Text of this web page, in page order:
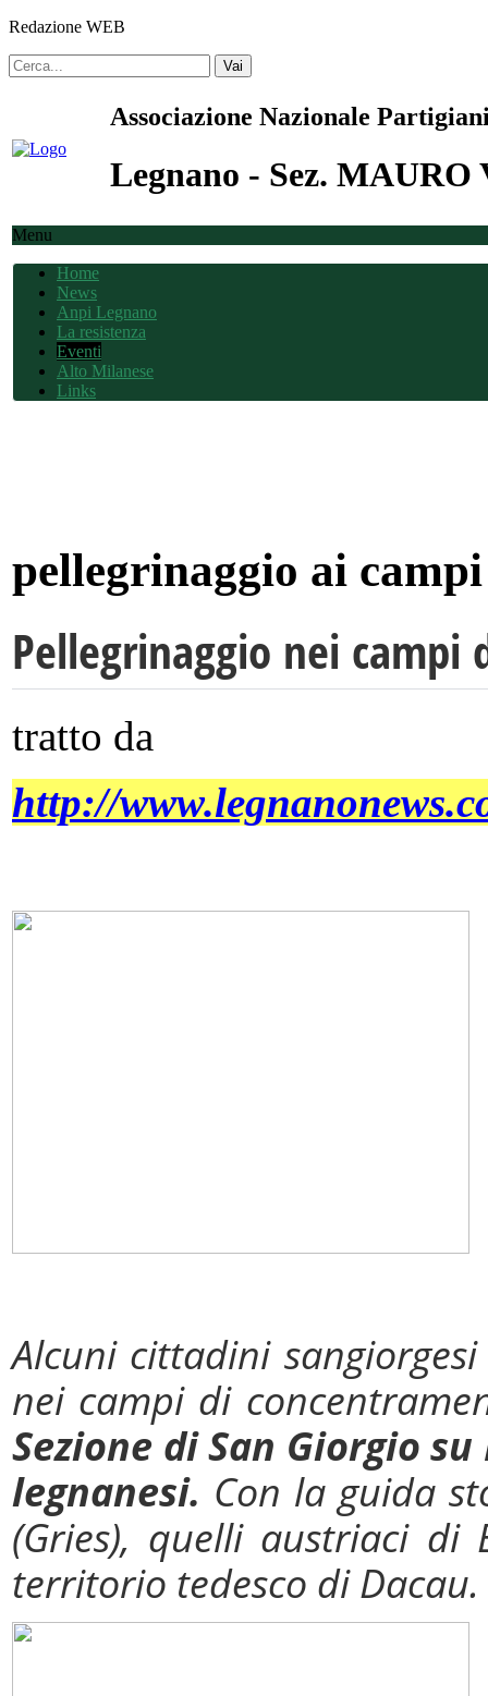
Redazione WEB
Vai
Associazione Nazionale
Legnano - Sez.
Menu
Home
News
Anpi Legnano
La resistenza
Eventi
Alto Milanese
Links
pellegrinaggio ai
Pellegrinaggio nei campi
tratto da
http://
Alcuni cittadini
nei campi di
Sezione di San Giorgio su
legnanesi. Con la guida
(Gries), quelli austriaci di
territorio tedesco di Dacau.